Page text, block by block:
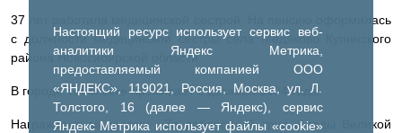
Настоящий ресурс использует сервис веб-
аналитики Яндекс Метрика,
предоставляемый компанией ООО
«ЯНДЕКС», 119021, Россия, Москва, ул. Л.
Толстого, 16 (далее — Яндекс), сервис
Яндекс Метрика использует файлы «cookie»
37 лет работала медицинской сестрой. На пенсию оформилась
с должности медицинской сестры села Медяково Купинского
района Новосибирской области.
В городе Тобольске проживает с декабря 2004 года.
Награждена медалями «За доблестный труд в годы Великой